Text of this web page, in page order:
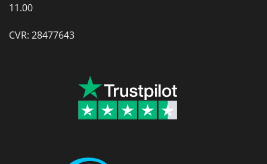
11.00
CVR: 28477643